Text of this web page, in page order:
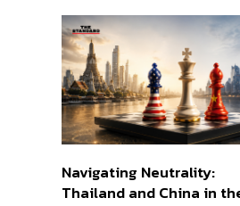
ส่วนยุทธศาสตร์ไทย –
อินโดนีเซีย
Navigating Neutrality:
Thailand and China in